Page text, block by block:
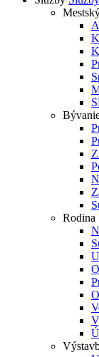
Rodina